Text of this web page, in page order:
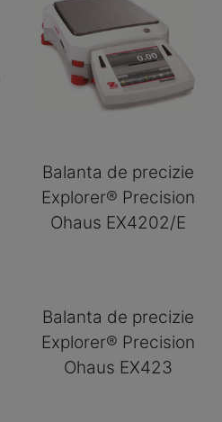
Balanta de precizie
Explorer® Precision
Ohaus EX4202/E
Balanta de precizie
Explorer® Precision
Ohaus EX423